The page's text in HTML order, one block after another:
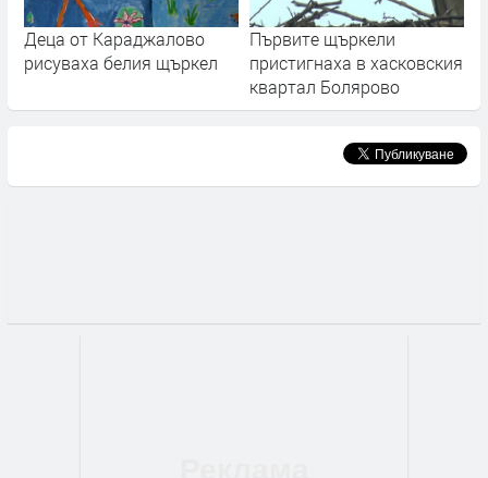
Деца от Караджалово
рисуваха белия щъркел
Първите щъркели
пристигнаха в хасковския
квартал Болярово